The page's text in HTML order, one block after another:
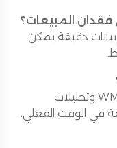
دقيقة يمكن
تقدم OMS وWMS وتحليلات
في الوقت الفعلي.